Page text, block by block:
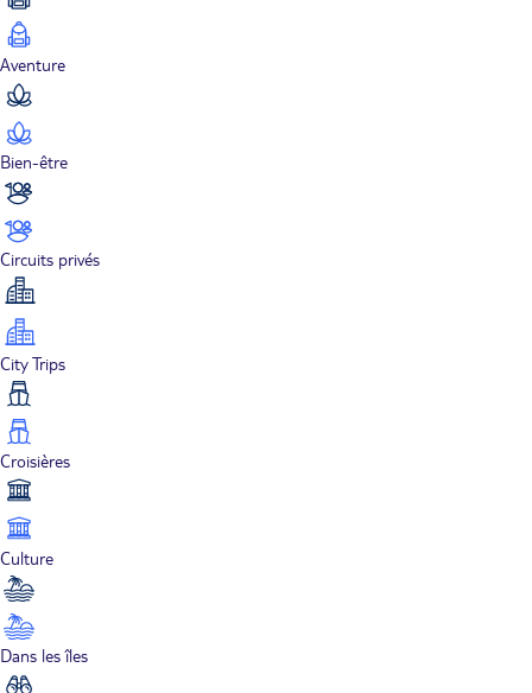
Aventure
Bien-être
Circuits privés
City Trips
Croisières
Culture
Dans les îles